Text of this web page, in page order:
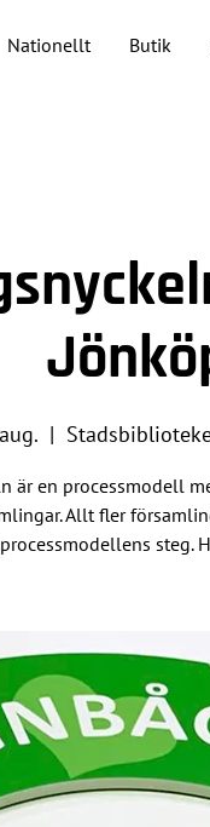
Nationellt Butik
  |
är en processmodell
Allt fler
steg.